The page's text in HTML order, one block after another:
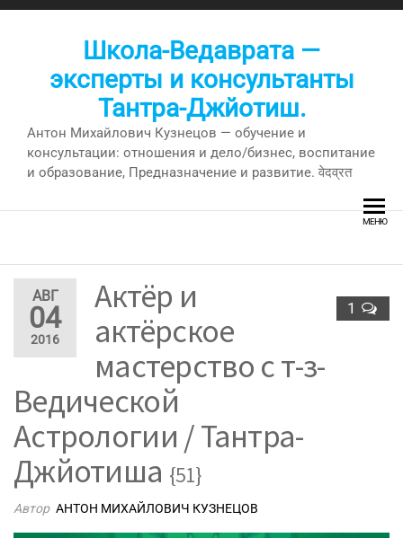
Перейти
Школа-Ведаврата —
эксперты и консультанты
Тантра-Джйотиш.
Антон Михайлович Кузнецов — обучение и
консультации: отношения и дело/бизнес, воспитание
и образование, Предназначение и развитие. वेदव्रत
МЕНЮ
АВГ
04
2016
1
Актёр и
актёрское
мастерство с т-з-
Ведической
Астрологии / Тантра-
Джйотиша {51}
Автор АНТОН МИХАЙЛОВИЧ КУЗНЕЦОВ